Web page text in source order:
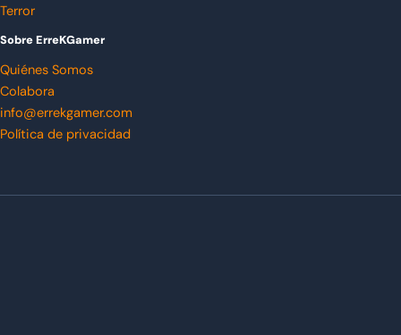
Terror
Sobre ErreKGamer
Quiénes Somos
Colabora
info@errekgamer.com
Política de privacidad